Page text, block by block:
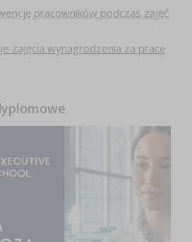
pracowników podczas zajęć
zajęcia wynagrodzenia za pracę